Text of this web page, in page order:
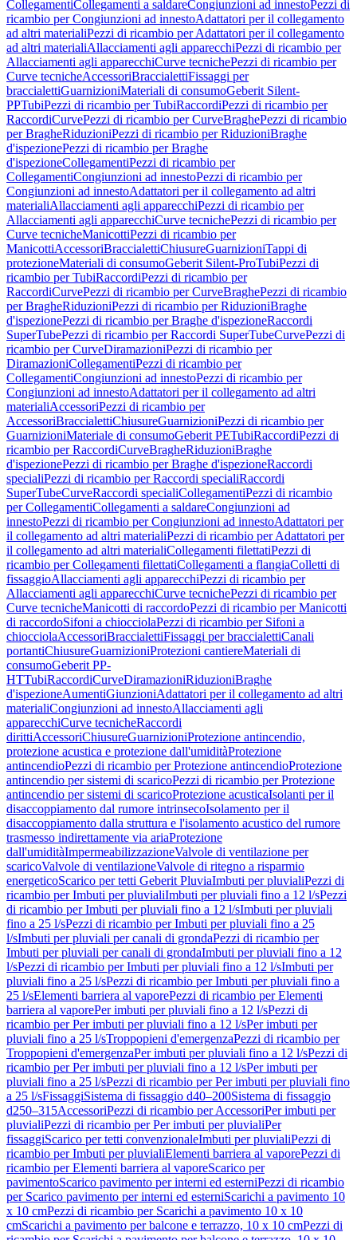
CollegamentiCollegamenti a saldareCongiunzioni ad innestoPezzi di
ricambio per Congiunzioni ad innestoAdattatori per il collegamento
ad altri materialiPezzi di ricambio per Adattatori per il collegamento
ad altri materialiAllacciamenti agli apparecchiPezzi di ricambio per
Allacciamenti agli apparecchiCurve tecnichePezzi di ricambio per
Curve tecnicheAccessoriBraccialettiFissaggi per
braccialettiGuarnizioniMateriali di consumoGeberit Silent-
PPTubiPezzi di ricambio per TubiRaccordiPezzi di ricambio per
RaccordiCurvePezzi di ricambio per CurveBraghePezzi di ricambio
per BragheRiduzioniPezzi di ricambio per RiduzioniBraghe
d'ispezionePezzi di ricambio per Braghe
d'ispezioneCollegamentiPezzi di ricambio per
CollegamentiCongiunzioni ad innestoPezzi di ricambio per
Congiunzioni ad innestoAdattatori per il collegamento ad altri
materialiAllacciamenti agli apparecchiPezzi di ricambio per
Allacciamenti agli apparecchiCurve tecnichePezzi di ricambio per
Curve tecnicheManicottiPezzi di ricambio per
ManicottiAccessoriBraccialettiChiusureGuarnizioniTappi di
protezioneMateriali di consumoGeberit Silent-ProTubiPezzi di
ricambio per TubiRaccordiPezzi di ricambio per
RaccordiCurvePezzi di ricambio per CurveBraghePezzi di ricambio
per BragheRiduzioniPezzi di ricambio per RiduzioniBraghe
d'ispezionePezzi di ricambio per Braghe d'ispezioneRaccordi
SuperTubePezzi di ricambio per Raccordi SuperTubeCurvePezzi di
ricambio per CurveDiramazioniPezzi di ricambio per
DiramazioniCollegamentiPezzi di ricambio per
CollegamentiCongiunzioni ad innestoPezzi di ricambio per
Congiunzioni ad innestoAdattatori per il collegamento ad altri
materialiAccessoriPezzi di ricambio per
AccessoriBraccialettiChiusureGuarnizioniPezzi di ricambio per
GuarnizioniMateriale di consumoGeberit PETubiRaccordiPezzi di
ricambio per RaccordiCurveBragheRiduzioniBraghe
d'ispezionePezzi di ricambio per Braghe d'ispezioneRaccordi
specialiPezzi di ricambio per Raccordi specialiRaccordi
SuperTubeCurveRaccordi specialiCollegamentiPezzi di ricambio
per CollegamentiCollegamenti a saldareCongiunzioni ad
innestoPezzi di ricambio per Congiunzioni ad innestoAdattatori per
il collegamento ad altri materialiPezzi di ricambio per Adattatori per
il collegamento ad altri materialiCollegamenti filettatiPezzi di
ricambio per Collegamenti filettatiCollegamenti a flangiaColletti di
fissaggioAllacciamenti agli apparecchiPezzi di ricambio per
Allacciamenti agli apparecchiCurve tecnichePezzi di ricambio per
Curve tecnicheManicotti di raccordoPezzi di ricambio per Manicotti
di raccordoSifoni a chiocciolaPezzi di ricambio per Sifoni a
chiocciolaAccessoriBraccialettiFissaggi per braccialettiCanali
portantiChiusureGuarnizioniProtezioni cantiereMateriali di
consumoGeberit PP-
HTTubiRaccordiCurveDiramazioniRiduzioniBraghe
d'ispezioneAumentiGiunzioniAdattatori per il collegamento ad altri
materialiCongiunzioni ad innestoAllacciamenti agli
apparecchiCurve tecnicheRaccordi
dirittiAccessoriChiusureGuarnizioniProtezione antincendio,
protezione acustica e protezione dall'umiditàProtezione
antincendioPezzi di ricambio per Protezione antincendioProtezione
antincendio per sistemi di scaricoPezzi di ricambio per Protezione
antincendio per sistemi di scaricoProtezione acusticaIsolanti per il
disaccoppiamento dal rumore intrinsecoIsolamento per il
disaccoppiamento dalla struttura e l'isolamento acustico del rumore
trasmesso indirettamente via ariaProtezione
dall'umiditàImpermeabilizzazioneValvole di ventilazione per
scaricoValvole di ventilazioneValvole di ritegno a risparmio
energeticoScarico per tetti Geberit PluviaImbuti per pluvialiPezzi di
ricambio per Imbuti per pluvialiImbuti per pluviali fino a 12 l/sPezzi
di ricambio per Imbuti per pluviali fino a 12 l/sImbuti per pluviali
fino a 25 l/sPezzi di ricambio per Imbuti per pluviali fino a 25
l/sImbuti per pluviali per canali di grondaPezzi di ricambio per
Imbuti per pluviali per canali di grondaImbuti per pluviali fino a 12
l/sPezzi di ricambio per Imbuti per pluviali fino a 12 l/sImbuti per
pluviali fino a 25 l/sPezzi di ricambio per Imbuti per pluviali fino a
25 l/sElementi barriera al vaporePezzi di ricambio per Elementi
barriera al vaporePer imbuti per pluviali fino a 12 l/sPezzi di
ricambio per Per imbuti per pluviali fino a 12 l/sPer imbuti per
pluviali fino a 25 l/sTroppopieni d'emergenzaPezzi di ricambio per
Troppopieni d'emergenzaPer imbuti per pluviali fino a 12 l/sPezzi di
ricambio per Per imbuti per pluviali fino a 12 l/sPer imbuti per
pluviali fino a 25 l/sPezzi di ricambio per Per imbuti per pluviali fino
a 25 l/sFissaggiSistema di fissaggio d40–200Sistema di fissaggio
d250–315AccessoriPezzi di ricambio per AccessoriPer imbuti per
pluvialiPezzi di ricambio per Per imbuti per pluvialiPer
fissaggiScarico per tetti convenzionaleImbuti per pluvialiPezzi di
ricambio per Imbuti per pluvialiElementi barriera al vaporePezzi di
ricambio per Elementi barriera al vaporeScarico per
pavimentoScarico pavimento per interni ed esterniPezzi di ricambio
per Scarico pavimento per interni ed esterniScarichi a pavimento 10
x 10 cmPezzi di ricambio per Scarichi a pavimento 10 x 10
cmScarichi a pavimento per balcone e terrazzo, 10 x 10 cmPezzi di